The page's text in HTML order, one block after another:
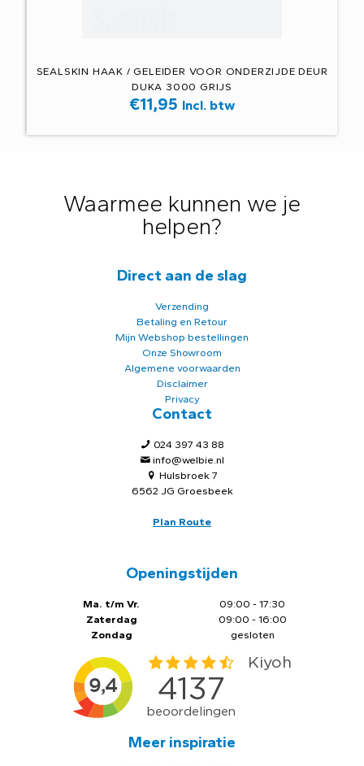
SEALSKIN HAAK / GELEIDER VOOR ONDERZIJDE DEUR
DUKA 3000 GRIJS
€11,95 Incl. btw
Waarmee kunnen we je
helpen?
Direct aan de slag
Verzending
Betaling en Retour
Mijn Webshop bestellingen
Onze Showroom
Algemene voorwaarden
Disclaimer
Privacy
Contact
024 397 43 88
info@welbie.nl
Hulsbroek 7
6562 JG Groesbeek
Plan Route
Openingstijden
Ma. t/m Vr.
Zaterdag
Zondag
09:00 - 17:30
09:00 - 16:00
gesloten
Meer inspiratie